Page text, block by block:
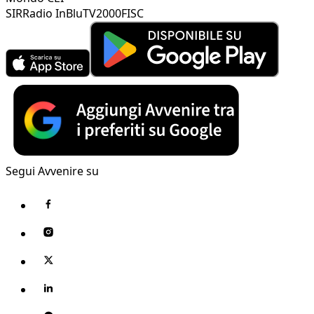
SIRRadio InBluTV2000FISC
Segui Avvenire su